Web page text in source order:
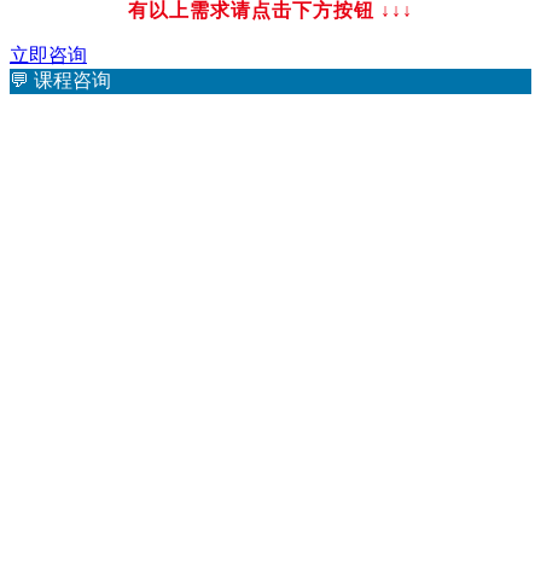
有以上需求请点击下方按钮 ↓↓↓
立即咨询
💬 课程咨询